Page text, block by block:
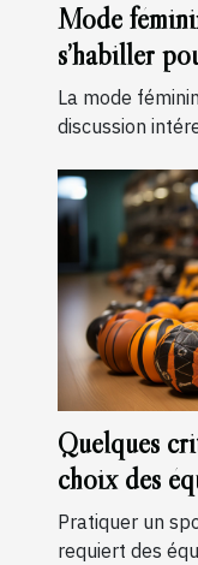
Mode
s’habiller
La mode
discussion
Quelques
choix des
Pratiquer un
requiert des